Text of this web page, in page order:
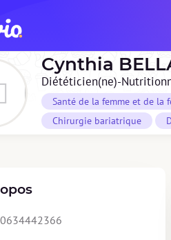
Cynthia
Diététicien(ne)-
Santé de la femme et de la
Chirurgie bariatrique
0634442366